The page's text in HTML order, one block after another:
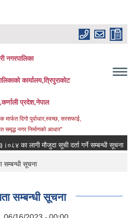
नगरपालिका
कार्यालय,त्रिपुराकोट
प्रदेश,नेपाल
मार्फत दिगो पुर्वाधार,स्वच्छ, सरसफाई,
समृद्ध नगर निर्माणको आधार"
लागी मौजुदा सूची दर्ता गर्ने सम्बन्धी सूचना ।
सम्बन्धी सूचना
सम्बन्धी सूचना